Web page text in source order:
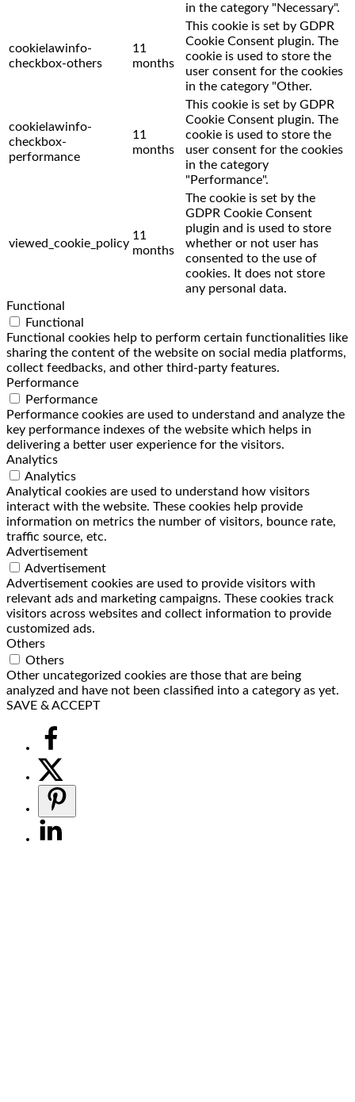
in the category "Necessary".
cookielawinfo-
checkbox-others
11
months
This cookie is set by GDPR
Cookie Consent plugin. The
cookie is used to store the
user consent for the cookies
in the category "Other.
cookielawinfo-
checkbox-
performance
11
months
This cookie is set by GDPR
Cookie Consent plugin. The
cookie is used to store the
user consent for the cookies
in the category
"Performance".
viewed_cookie_policy
11
months
The cookie is set by the
GDPR Cookie Consent
plugin and is used to store
whether or not user has
consented to the use of
cookies. It does not store
any personal data.
Functional
Functional
Functional cookies help to perform certain functionalities like
sharing the content of the website on social media platforms,
collect feedbacks, and other third-party features.
Performance
Performance
Performance cookies are used to understand and analyze the
key performance indexes of the website which helps in
delivering a better user experience for the visitors.
Analytics
Analytics
Analytical cookies are used to understand how visitors
interact with the website. These cookies help provide
information on metrics the number of visitors, bounce rate,
traffic source, etc.
Advertisement
Advertisement
Advertisement cookies are used to provide visitors with
relevant ads and marketing campaigns. These cookies track
visitors across websites and collect information to provide
customized ads.
Others
Others
Other uncategorized cookies are those that are being
analyzed and have not been classified into a category as yet.
SAVE & ACCEPT